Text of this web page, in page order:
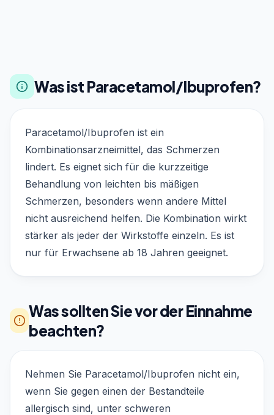
Was ist Paracetamol/Ibuprofen?
Paracetamol/Ibuprofen ist ein
Kombinationsarzneimittel, das Schmerzen
lindert. Es eignet sich für die kurzzeitige
Behandlung von leichten bis mäßigen
Schmerzen, besonders wenn andere Mittel
nicht ausreichend helfen. Die Kombination wirkt
stärker als jeder der Wirkstoffe einzeln. Es ist
nur für Erwachsene ab 18 Jahren geeignet.
Was sollten Sie vor der Einnahme
beachten?
Nehmen Sie Paracetamol/Ibuprofen nicht ein,
wenn Sie gegen einen der Bestandteile
allergisch sind, unter schweren